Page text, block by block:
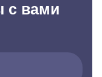
с вами